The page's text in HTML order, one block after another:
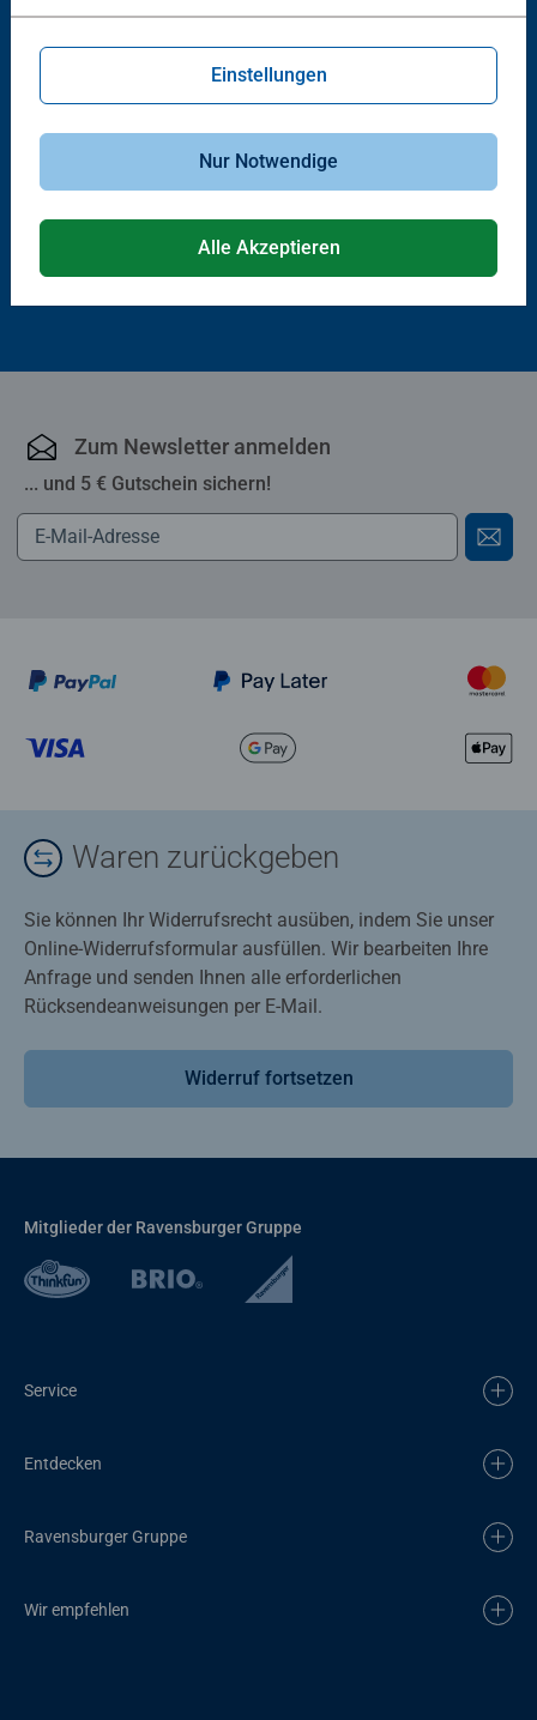
Durchschnittliche Bewertung 4,9 von 5
27,99 €
Zum Newsletter anmelden
... und 5 € Gutschein sichern!
Waren zurückgeben
Sie können Ihr Widerrufsrecht ausüben, indem Sie unser
Online-Widerrufsformular ausfüllen. Wir bearbeiten Ihre
Anfrage und senden Ihnen alle erforderlichen
Rücksendeanweisungen per E-Mail.
Widerruf fortsetzen
Mitglieder der Ravensburger Gruppe
Service
Entdecken
Ravensburger Gruppe
Wir empfehlen
Einstellungen
Nur Notwendige
Alle Akzeptieren